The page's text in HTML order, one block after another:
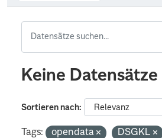
Keine
Sortieren nach
Tags: opendata
DSGKL